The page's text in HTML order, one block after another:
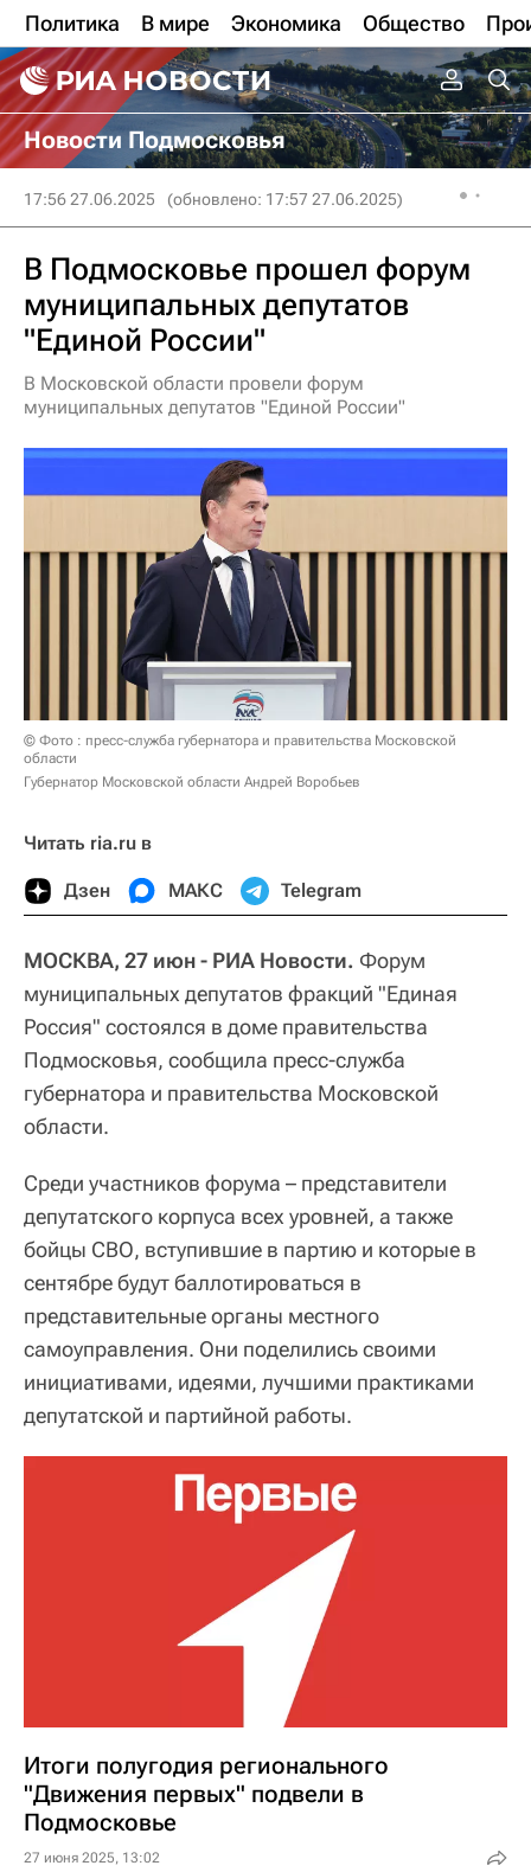
Политика В мире Экономика Общество
Новости Подмосковья
17:56 27.06.2025 (обновлено: 17:57 27.06.2025)
В Подмосковье прошел форум
муниципальных депутатов
"Единой России"
В Московской области провели форум
муниципальных депутатов "Единой России"
© Фото : пресс-служба губернатора и правительства Московской
области
Губернатор Московской области Андрей Воробьев
Читать ria.ru в
Дзен МАКС Telegram
МОСКВА, 27 июн - РИА Новости. Форум
муниципальных депутатов фракций "Единая
Россия" состоялся в доме правительства
Подмосковья, сообщила пресс-служба
губернатора и правительства Московской
области.
Среди участников форума – представители
депутатского корпуса всех уровней, а также
бойцы СВО, вступившие в партию и которые в
сентябре будут баллотироваться в
представительные органы местного
самоуправления. Они поделились своими
инициативами, идеями, лучшими практиками
депутатской и партийной работы.
Итоги полугодия регионального
"Движения первых" подвели в
Подмосковье
27 июня 2025, 13:02